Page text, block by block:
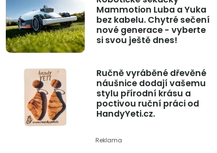
Mammotion Luba a Yuka
bez kabelu. Chytré sečení
nové generace - vyberte
si svou ještě dnes!
Ručně vyráběné dřevěné
náušnice dodají vašemu
stylu přírodní krásu a
poctivou ruční práci od
HandyYeti.cz.
Reklama